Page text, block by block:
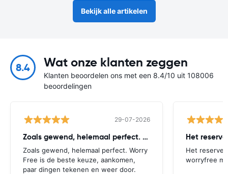
Bekijk alle artikelen
8.4 Wat onze klanten zeggen
Klanten beoordelen ons met een 8.4/10 uit 108006
beoordelingen
29-07-2026
Zoals gewend, helemaal perfect. Worry
Zoals gewend, helemaal perfect. Worry
Free is de beste keuze, aankomen,
paar dingen tekenen en weer door.
Het
Het
worryfree